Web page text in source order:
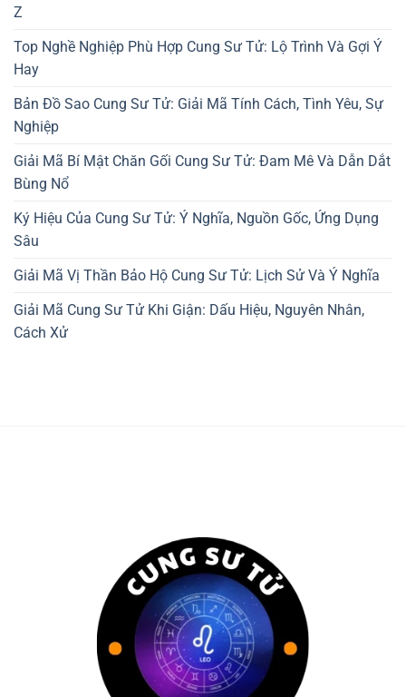
Z
Top Nghề Nghiệp Phù Hợp Cung Sư Tử: Lộ Trình Và Gợi Ý
Hay
Bản Đồ Sao Cung Sư Tử: Giải Mã Tính Cách, Tình Yêu, Sự
Nghiệp
Giải Mã Bí Mật Chăn Gối Cung Sư Tử: Đam Mê Và Dẫn Dắt
Bùng Nổ
Ký Hiệu Của Cung Sư Tử: Ý Nghĩa, Nguồn Gốc, Ứng Dụng
Sâu
Giải Mã Vị Thần Bảo Hộ Cung Sư Tử: Lịch Sử Và Ý Nghĩa
Giải Mã Cung Sư Tử Khi Giận: Dấu Hiệu, Nguyên Nhân,
Cách Xử